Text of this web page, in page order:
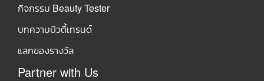
กิจกรรม Beauty Tester
บทความบิวตี้เทรนด์
แลกของรางวัล
Partner with Us